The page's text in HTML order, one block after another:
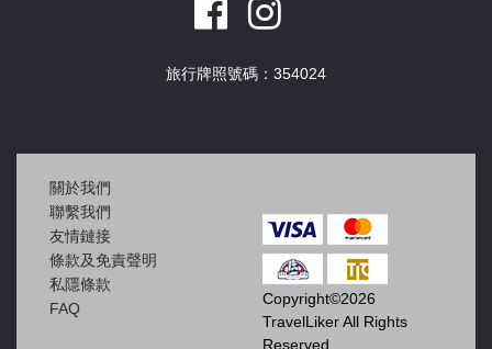
旅行牌照號碼：354024
關於我們
聯繫我們
友情鏈接
條款及免責聲明
私隱條款
FAQ
Copyright©2026
TravelLiker All Rights
Reserved.